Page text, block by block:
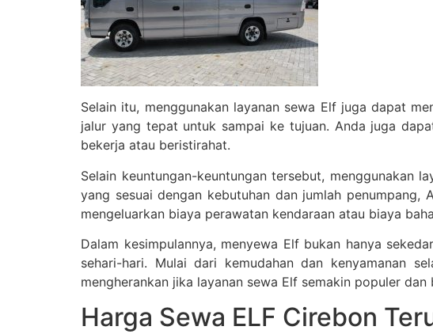
Selain itu, menggunakan layanan sewa Elf juga dapat
jalur yang tepat untuk sampai ke tujuan. Anda juga
bekerja atau beristirahat.
Selain keuntungan-keuntungan tersebut, menggunakan
yang sesuai dengan kebutuhan dan jumlah
mengeluarkan biaya perawatan kendaraan atau biaya
Dalam kesimpulannya, menyewa Elf bukan hanya
sehari-hari. Mulai dari kemudahan dan kenyamanan
mengherankan jika layanan sewa Elf semakin populer
Harga Sewa ELF Cirebon